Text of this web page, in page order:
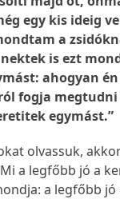
egy kis ideig
a
is ezt
ahogyan
fogja
egymást.”
olvassuk,
a legfőbb jó a
a legfőbb jó